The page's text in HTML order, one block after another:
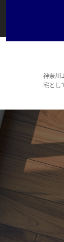
神奈川
宅とし